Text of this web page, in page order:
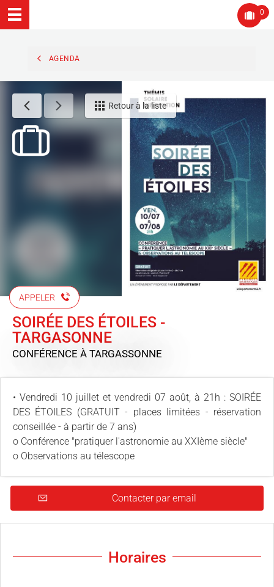
0
AGENDA
Retour à la liste
APPELER
SOIRÉE DES ÉTOILES -
TARGASONNE
CONFÉRENCE À TARGASSONNE
• Vendredi 10 juillet et vendredi 07 août, à 21h : SOIRÉE
DES ÉTOILES (GRATUIT - places limitées - réservation
conseillée - à partir de 7 ans)
o Conférence "pratiquer l'astronomie au XXIème siècle"
o Observations au télescope
Contacter par email
Horaires